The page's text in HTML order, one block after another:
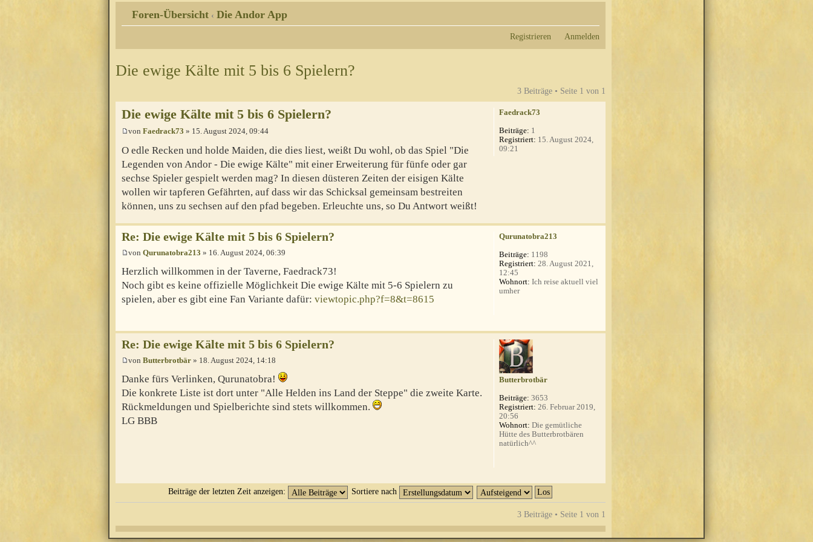
Foren-Übersicht ‹ Die Andor App
Registrieren Anmelden
Die ewige Kälte mit 5 bis 6 Spielern?
3 Beiträge • Seite 1 von 1
Die ewige Kälte mit 5 bis 6 Spielern?
von Faedrack73 » 15. August 2024, 09:44
O edle Recken und holde Maiden, die dies liest, weißt Du wohl, ob das Spiel "Die
Legenden von Andor - Die ewige Kälte" mit einer Erweiterung für fünfe oder gar
sechse Spieler gespielt werden mag? In diesen düsteren Zeiten der eisigen Kälte
wollen wir tapferen Gefährten, auf dass wir das Schicksal gemeinsam bestreiten
können, uns zu sechsen auf den pfad begeben. Erleuchte uns, so Du Antwort weißt!
Faedrack73
Beiträge: 1
Registriert: 15. August 2024,
09:21
Re: Die ewige Kälte mit 5 bis 6 Spielern?
von Qurunatobra213 » 16. August 2024, 06:39
Herzlich willkommen in der Taverne, Faedrack73!
Noch gibt es keine offizielle Möglichkeit Die ewige Kälte mit 5-6 Spielern zu
spielen, aber es gibt eine Fan Variante dafür: viewtopic.php?f=8&t=8615
Qurunatobra213
Beiträge: 1198
Registriert: 28. August 2021,
12:45
Wohnort: Ich reise aktuell viel
umher
Re: Die ewige Kälte mit 5 bis 6 Spielern?
von Butterbrotbär » 18. August 2024, 14:18
Danke fürs Verlinken, Qurunatobra!
Die konkrete Liste ist dort unter "Alle Helden ins Land der Steppe" die zweite Karte.
Rückmeldungen und Spielberichte sind stets willkommen.
LG BBB
Butterbrotbär
Beiträge: 3653
Registriert: 26. Februar 2019,
20:56
Wohnort: Die gemütliche
Hütte des Butterbrotbären
natürlich^^
Beiträge der letzten Zeit anzeigen: Sortiere nach
3 Beiträge • Seite 1 von 1